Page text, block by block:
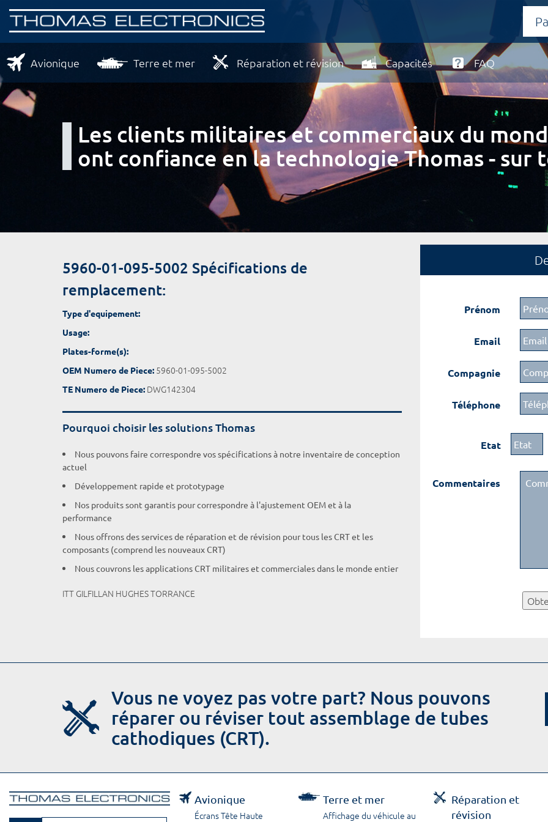
Avionique Terre et mer Réparation et révision Capacités FAQ
Les clients militaires et commerciaux du
ont confiance en la technologie Thomas - sur
5960-01-095-5002 Spécifications de
remplacement:
Type d'equipement:
Usage:
Plates-forme(s):
OEM Numero de Piece: 5960-01-095-5002
TE Numero de Piece: DWG142304
Pourquoi choisir les solutions Thomas
Nous pouvons faire correspondre vos spécifications à notre inventaire de conception
actuel
Développement rapide et prototypage
Nos produits sont garantis pour correspondre à l'ajustement OEM et à la
performance
Nous offrons des services de réparation et de révision pour tous les CRT et les
composants (comprend les nouveaux CRT)
Nous couvrons les applications CRT militaires et commerciales dans le monde entier
ITT GILFILLAN HUGHES TORRANCE
Prénom
Email
Compagnie
Téléphone
Etat
Commentaires
Vous ne voyez pas votre part? Nous pouvons
réparer ou réviser tout assemblage de tubes
cathodiques (CRT).
Avionique
Écrans Tête Haute
Terre et mer
Affichage du véhicule au
Réparation et
révision